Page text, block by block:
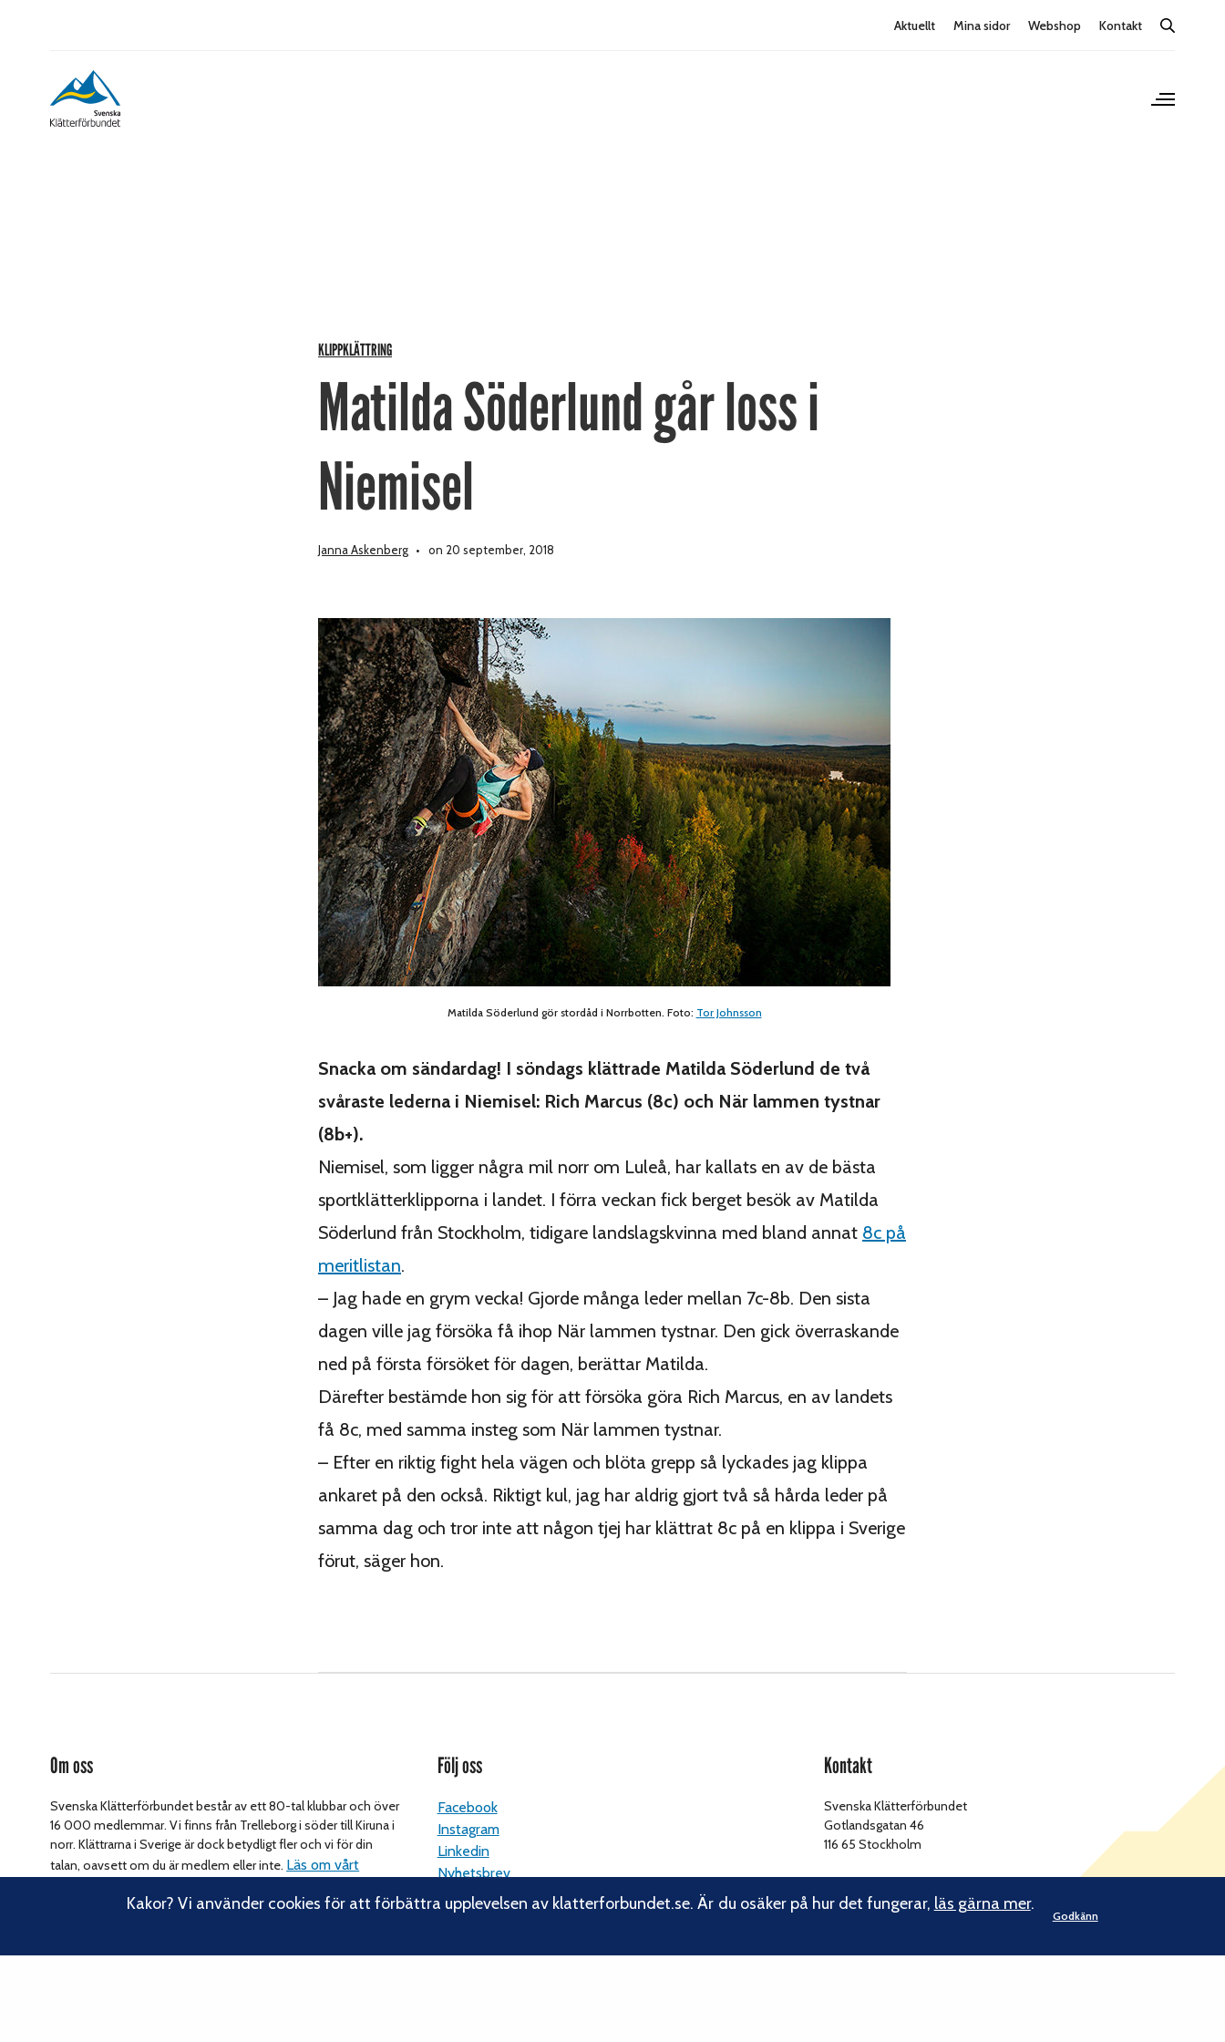
Aktuellt Mina sidor Webshop Kontakt
KLIPPKLÄTTRING
Matilda Söderlund går loss i
Niemisel
Janna Askenberg on 20 september, 2018
Matilda Söderlund gör stordåd i Norrbotten. Foto: Tor Johnsson
Snacka om sändardag! I söndags klättrade Matilda Söderlund de två
svåraste lederna i Niemisel: Rich Marcus (8c) och När lammen tystnar
(8b+).
Niemisel, som ligger några mil norr om Luleå, har kallats en av de bästa
sportklätterklipporna i landet. I förra veckan fick berget besök av Matilda
Söderlund från Stockholm, tidigare landslagskvinna med bland annat 8c på
meritlistan.
– Jag hade en grym vecka! Gjorde många leder mellan 7c-8b. Den sista
dagen ville jag försöka få ihop När lammen tystnar. Den gick överraskande
ned på första försöket för dagen, berättar Matilda.
Därefter bestämde hon sig för att försöka göra Rich Marcus, en av landets
få 8c, med samma insteg som När lammen tystnar.
– Efter en riktig fight hela vägen och blöta grepp så lyckades jag klippa
ankaret på den också. Riktigt kul, jag har aldrig gjort två så hårda leder på
samma dag och tror inte att någon tjej har klättrat 8c på en klippa i Sverige
förut, säger hon.
Om oss
Svenska Klätterförbundet består av ett 80-tal klubbar och över
16 000 medlemmar. Vi finns från Trelleborg i söder till Kiruna i
norr. Klättrarna i Sverige är dock betydligt fler och vi för din
talan, oavsett om du är medlem eller inte. Läs om vårt
Följ oss
Facebook
Instagram
Linkedin
Nyhetsbrev
Kontakt
Svenska Klätterförbundet
Gotlandsgatan 46
116 65 Stockholm
Övriga kontaktuppgifter
Kakor? Vi använder cookies för att förbättra upplevelsen av klatterforbundet.se. Är du osäker på hur det fungerar, läs gärna mer.
Godkänn